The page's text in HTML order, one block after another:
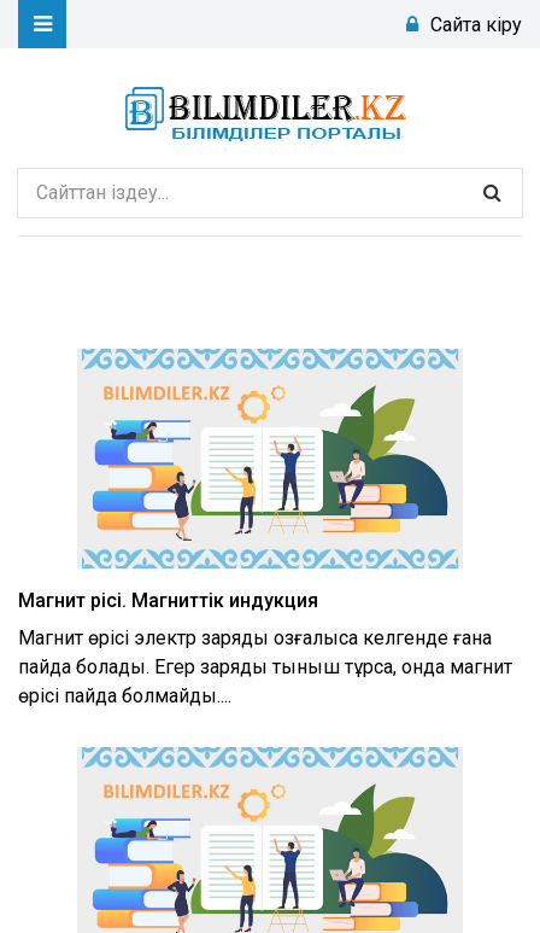
Сайтқа кіру
Магнит өрісі. Магниттік индукция
Магнит өрісі электр заряды қозғалысқа келгенде ғана
пайда болады. Егер заряды тыныш тұрса, онда магнит
өрісі пайда болмайды....